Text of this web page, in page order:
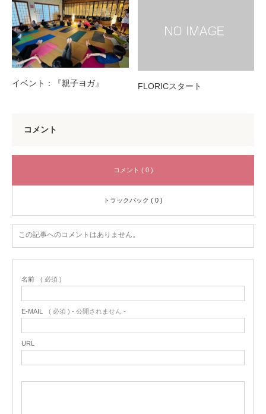
イベント：『親子ヨガ』 FLORICスタート
コメント
コメント ( 0 )
トラックバック ( 0 )
この記事へのコメントはありません。
名前 ( 必須 )
E-MAIL ( 必須 ) - 公開されません -
URL